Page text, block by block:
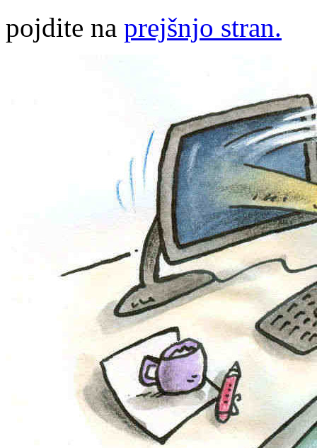
pojdite na prejšnjo stran.